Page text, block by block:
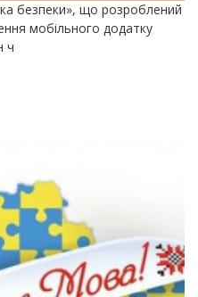
безпеки», що розроблений
мобільного додатку
ч